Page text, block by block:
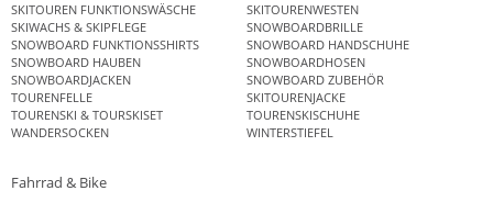
SKITOUREN FUNKTIONSWÄSCHE
SKITOURENWESTEN
SKIWACHS & SKIPFLEGE
SNOWBOARDBRILLE
SNOWBOARD FUNKTIONSSHIRTS
SNOWBOARD HANDSCHUHE
SNOWBOARD HAUBEN
SNOWBOARDHOSEN
SNOWBOARDJACKEN
SNOWBOARD ZUBEHÖR
TOURENFELLE
SKITOURENJACKE
TOURENSKI & TOURSKISET
TOURENSKISCHUHE
WANDERSOCKEN
WINTERSTIEFEL
Fahrrad & Bike